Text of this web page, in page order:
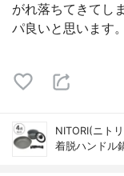
がれ落ちてきてし
パ良いと思います。
NITORI(ニト
着脱ハンドル